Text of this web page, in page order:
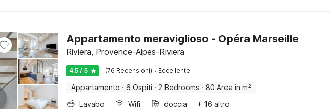
Appartamento meraviglioso - Opéra Marseille
Riviera, Provence-Alpes-Riviera
4.5 / 5 (76 Recensioni) · Eccellente
Appartamento · 6 Ospiti · 2 Bedrooms · 80 Area in m²
Lavabo
Wifi doccia
+ 16 altro